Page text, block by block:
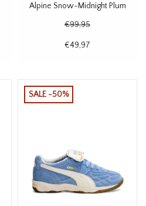
Alpine Snow-Midnight Plum
€99,95
€49,97
SALE -50%